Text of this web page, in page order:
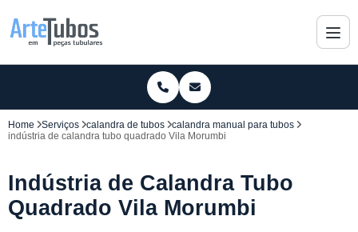
Home Serviços calandra de tubos
calandra manual para tubos
indústria de calandra tubo quadrado Vila Morumbi
Indústria de Calandra Tubo
Quadrado Vila Morumbi